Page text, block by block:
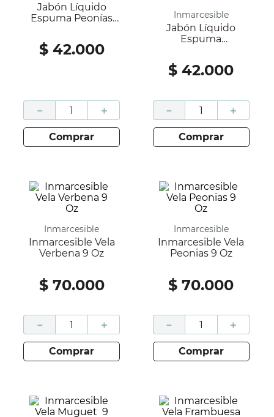
Jabón Líquido
Espuma Peonías
$ 42.000
＋
－
comprar
Inmarcesible
Jabón Líquido
Espuma
Ámbar Lavanda 392
Ml
$ 42.000
＋
－
comprar
Inmarcesible
Verbena 9 Oz
$ 70.000
＋
－
comprar
Inmarcesible
Peonias 9 Oz
$ 70.000
＋
－
comprar